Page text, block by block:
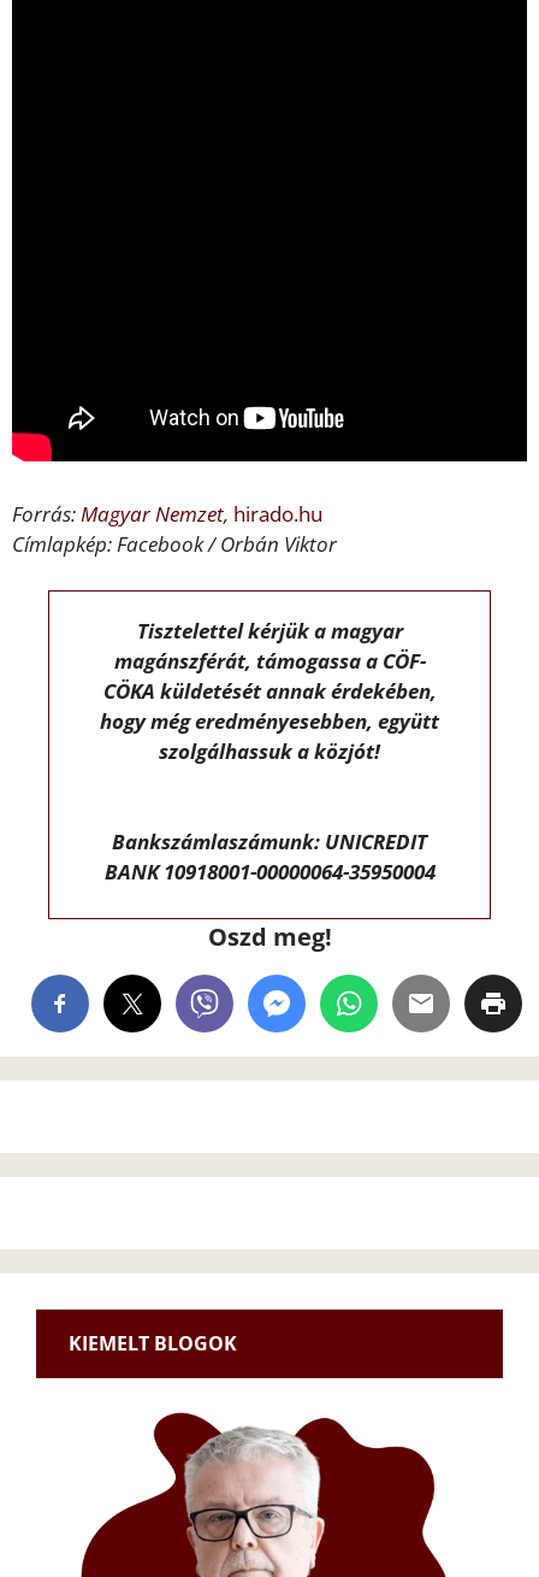
Forrás:Magyar Nemzet, hirado.hu
Címlapkép: Facebook / Orbán Viktor
Tisztelettel kérjük a magyar
magánszférát, támogassa a CÖF-
CÖKA küldetését annak érdekében,
hogy még eredményesebben, együtt
szolgálhassuk a közjót!
Bankszámlaszámunk: UNICREDIT
BANK 10918001-00000064-35950004
Oszd meg!
KIEMELT BLOGOK